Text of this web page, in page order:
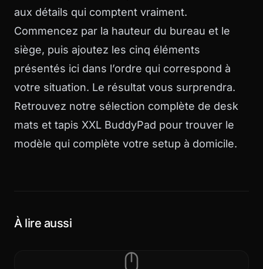
aux détails qui comptent vraiment.
Commencez par la hauteur du bureau et le
siège, puis ajoutez les cinq éléments
présentés ici dans l’ordre qui correspond à
votre situation. Le résultat vous surprendra.
Retrouvez notre sélection complète de desk
mats et tapis XXL BuddyPad pour trouver le
modèle qui complète votre setup à domicile.
À lire aussi